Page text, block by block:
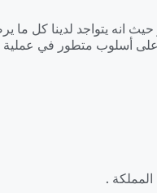
انه يتواجد لدينا كل ما
أسلوب متطور في عملية
.